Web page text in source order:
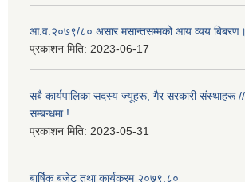
आ.व.२०७९/८० असार मसान्तसम्मको आय व्यय बिबरण।
प्रकाशन मिति: 2023-06-17
सबै कार्यपालिका सदस्य ज्यूहरू, गैर सरकारी
सम्बन्धमा !
प्रकाशन मिति: 2023-05-31
बार्षिक बजेट तथा कार्यक्रम २०७९.८०